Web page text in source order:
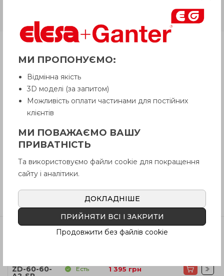
покрытие серый/черный цвета,
среднее удерживающее усилие
Описание
Инструкция (pdf.)
ZD-60-60- Есть 1 395 грн
МИ ПРОПОНУЄМО:
Відмінна якість
3D моделі (за запитом)
Можливість оплати частинами для постійних
клієнтів
МИ ПОВАЖАЄМО ВАШУ
ПРИВАТНІСТЬ
Та використовуємо файли cookie для покращення
сайту і аналітики.
ДОКЛАДНІШЕ
ПРИЙНЯТИ ВСІ І ЗАКРИТИ
Продовжити без файлів cookie